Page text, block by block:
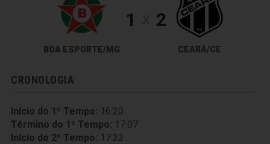
BOA ESPORTE/MG
1 2
CEARÁ/CE
CRONOLOGIA
Início do 1º Tempo: 16:20
Término do 1º Tempo: 17:07
Início do 2º Tempo: 17:22